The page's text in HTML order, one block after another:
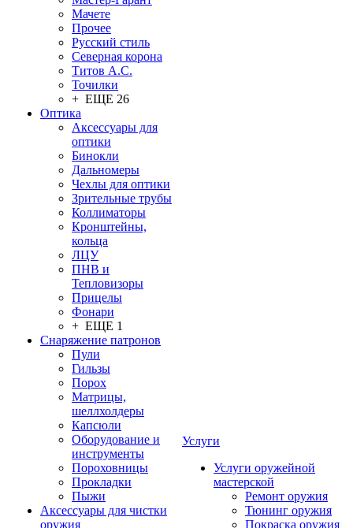
Мачете
Прочее
Русский стиль
Северная корона
Титов А.С.
Точилки
+ ЕЩЕ 26
Оптика
Аксессуары для
оптики
Бинокли
Дальномеры
Чехлы для оптики
Зрительные трубы
Коллиматоры
Кронштейны,
кольца
ЛЦУ
ПНВ и
Тепловизоры
Прицелы
Фонари
+ ЕЩЕ 1
Снаряжение патронов
Пули
Гильзы
Порох
Матрицы,
шеллхолдеры
Капсюли
Оборудование и
инструменты
Пороховницы
Прокладки
Пыжи
Аксессуары для чистки
оружия
Услуги
Услуги оружейной
мастерской
Ремонт оружия
Тюнинг оружия
Покраска оружия